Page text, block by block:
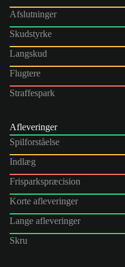
Afslutninger
Skudstyrke
Langskud
Flugtere
Straffespark
Afleveringer
Spilforståelse
Indlæg
Frisparkspræcision
Korte afleveringer
Lange afleveringer
Skru